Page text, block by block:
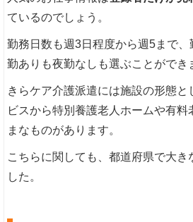
ているのでしょう。
勤務日数も週3日程度から週5まで
勤ありも夜勤なしも選ぶことができ
きらケア介護派遣には施設の形態と
ビスから特別養護老人ホームや有
まなものがあります。
こちらに関しても、都道府県で大
した。